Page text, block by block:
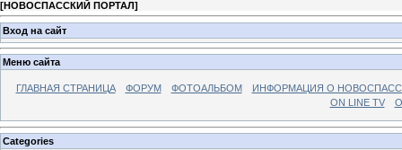
[НОВОСПАССКИЙ ПОРТАЛ]
Вход на сайт
Меню сайта
ГЛАВНАЯ СТРАНИЦА ФОРУМ ФОТОАЛЬБОМ
ИНФОРМАЦИЯ О
ON LINE TV
Categories